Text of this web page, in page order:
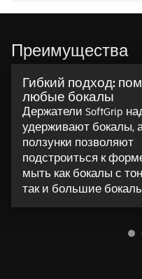
Преимущества
Гибкий подход:
любые бокалы
Держатели SoftGrip
удерживают бокалы,
ползунки позволяют
подстроиться к
мыть как бокалы с
так и большие